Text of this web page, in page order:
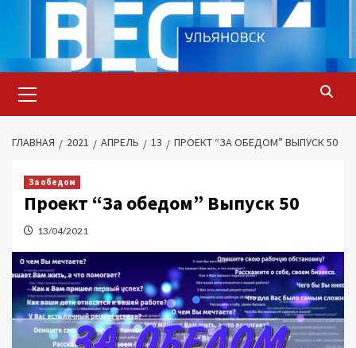
содержимому
меню
ГЛАВНАЯ 2021 АПРЕЛЬ 13 ПРОЕКТ “ЗА ОБЕДОМ” ВЫПУСК 50
За обедом
Проект “За обедом” Выпуск 50
13/04/2021